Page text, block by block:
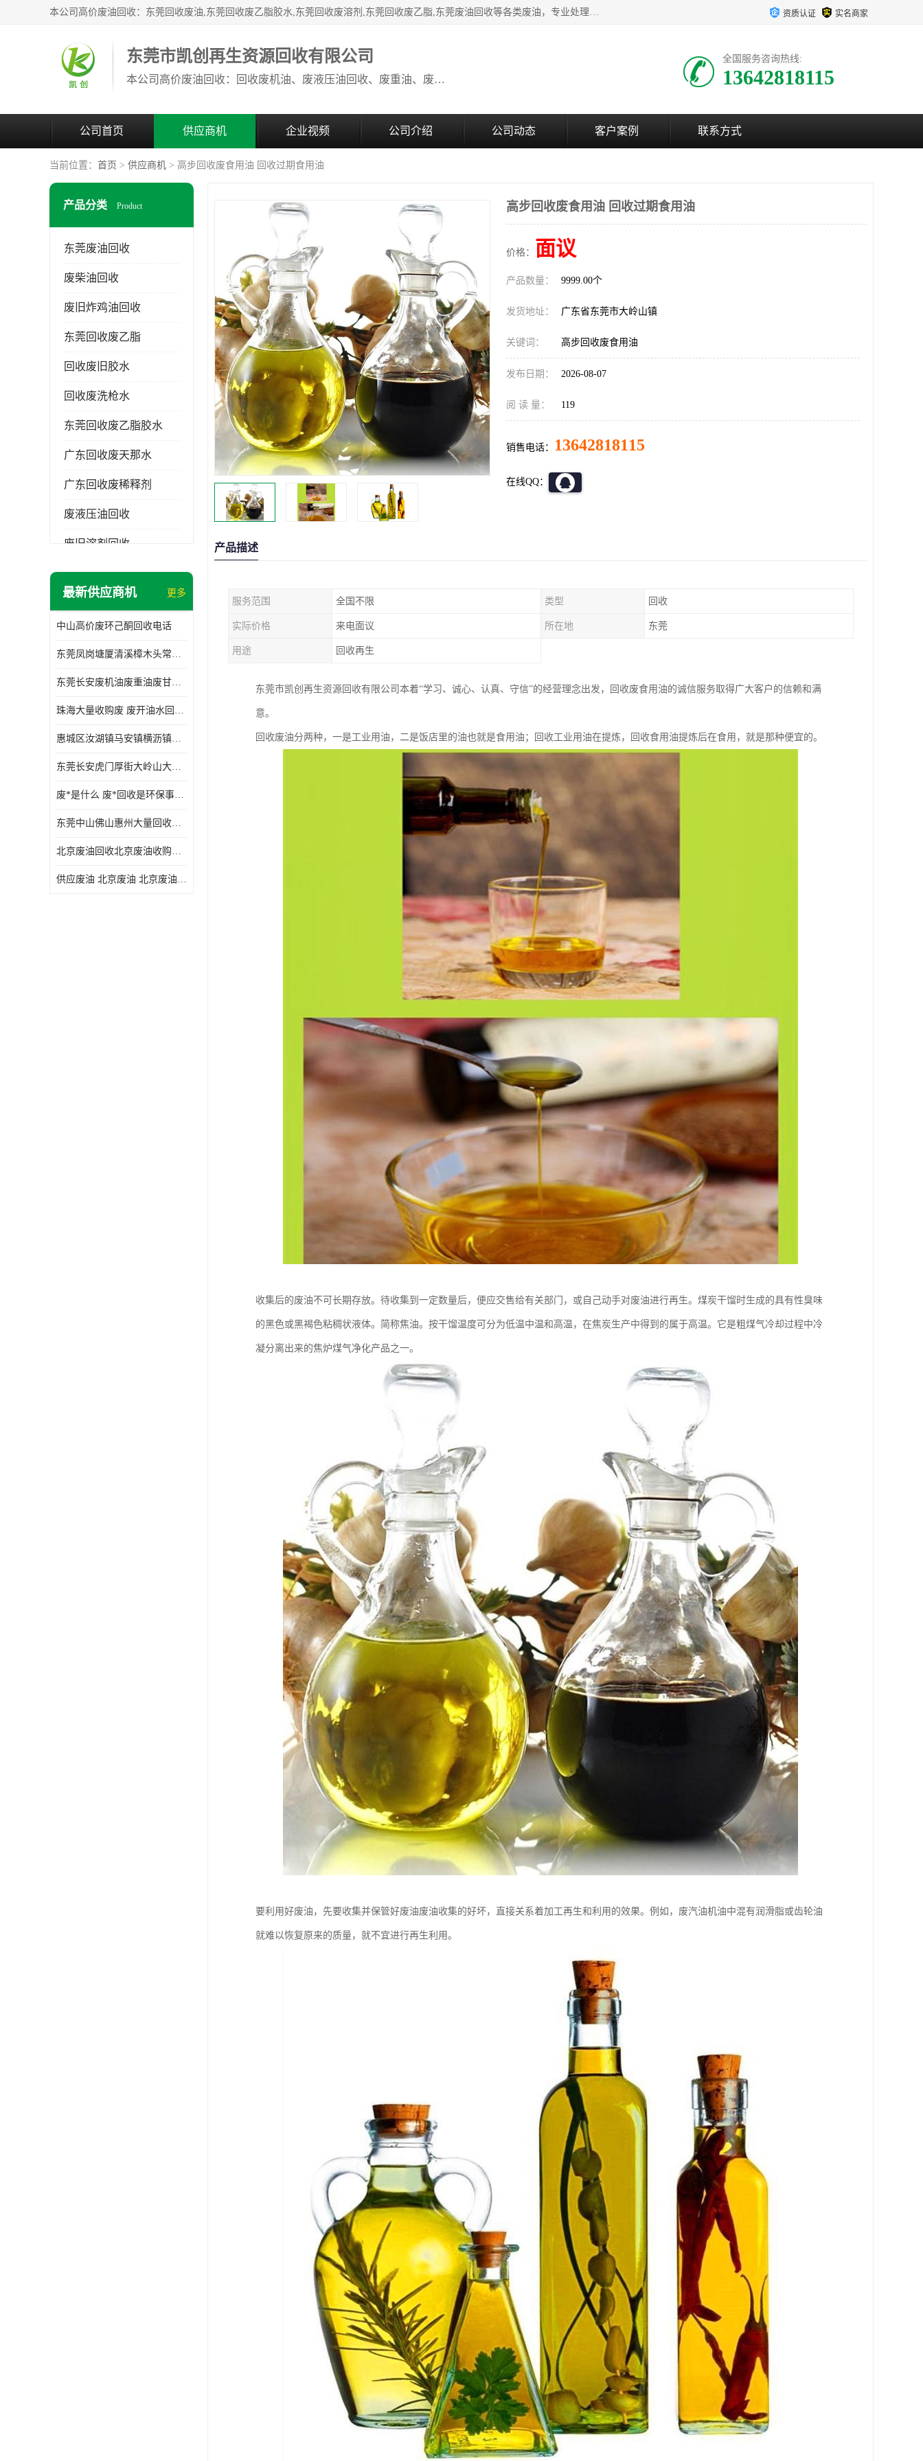
本公司高价废油回收：东莞回收废油,东莞回收废乙脂胶水,东莞回收废溶剂,东莞回收废乙脂,东莞废油回收等各类废油，专业处理从事化工产品研发与销售的综合型高科技服务性企业。我公司自成立以来，一直秉承“科技创新，立足诚信，感恩于心”的理念，力求设计与客户合作共赢的局面。在广大新老客户的大力支持下，我公司员工经过不懈努力，公司已快速发展成为国内知名化工企业。 资质认证 实名商家
东莞市凯创再生资源回收有限公司
本公司高价废油回收：回收废机油、废液压油回收、废重油、废食用油回收、废导热油、废、废油漆、废UV光油、废清、废白矿油、废变压器油
全国服务咨询热线:
13642818115
公司首页 供应商机 企业视频 公司介绍 公司动态 客户案例 联系方式
当前位置： 首页 > 供应商机 > 高步回收废食用油 回收过期食用油
产品分类 Product
东莞废油回收
废柴油回收
废旧炸鸡油回收
东莞回收废乙脂
回收废旧胶水
回收废洗枪水
东莞回收废乙脂胶水
广东回收废天那水
广东回收废稀释剂
废液压油回收
废旧溶剂回收
东莞回收废溶剂
废三氯乙烯回收
废混合溶剂回收
最新供应商机 更多
中山高价废环己酮回收电话
东莞凤岗塘厦清溪樟木头常平废液压油 废火花机油 废 废切削油 废齿轮油 废导轨油 废螺杆油
东莞长安废机油废重油废甘油废矿物油废燃料油废废润滑油废火花机油废油废齿轮油
珠海大量收购废 废开油水回收废酒精废废乙酯胶水废洗枪水废开油水废二废三氯丁脂乙脂废甲
惠城区汝湖镇马安镇横沥镇芦洲镇 惠阳新圩镇镇镇沙田镇废机油废液压油废润滑油废废火花机油废白电油废废齿轮油废白矿油废变压器油废燃料油
东莞长安虎门厚街大岭山大量回收废开油水废洗枪水废稀释剂
废*是什么 废*回收是环保事业吗
东莞中山佛山惠州大量回收废机油，废液压油，废润滑油，废，废火花机油，废白电油，废，废齿轮油，废白矿油，废变压器油，废燃料油，废切削油
北京废油回收北京废油收购再生注意的事项
供应废油 北京废油 北京废油回收 废油收购
高步回收废食用油 回收过期食用油
价格： 面议
产品数量： 9999.00个
发货地址： 广东省东莞市大岭山镇
关键词： 高步回收废食用油
发布日期： 2026-08-07
阅 读 量： 119
销售电话： 13642818115
在线QQ：
产品描述
服务范围 全国不限 类型 回收
实际价格 来电面议 所在地 东莞
用途 回收再生
东莞市凯创再生资源回收有限公司本着“学习、诚心、认真、守信”的经营理念出发，回收废食用油的诚信服务取得广大客户的信赖和满
意。
回收废油分两种，一是工业用油，二是饭店里的油也就是食用油；回收工业用油在提炼，回收食用油提炼后在食用，就是那种便宜的。
收集后的废油不可长期存放。待收集到一定数量后，便应交售给有关部门，或自己动手对废油进行再生。煤炭干馏时生成的具有性臭味
的黑色或黑褐色粘稠状液体。简称焦油。按干馏温度可分为低温中温和高温，在焦炭生产中得到的属于高温。它是粗煤气冷却过程中冷
凝分离出来的焦炉煤气净化产品之一。
要利用好废油，先要收集并保管好废油废油收集的好坏，直接关系着加工再生和利用的效果。例如，废汽油机油中混有润滑脂或齿轮油
就难以恢复原来的质量，就不宜进行再生利用。